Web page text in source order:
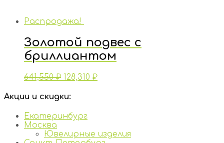
Распродажа!
Золотой подвес с
бриллиантом
641,550₽ 128,310 ₽
Акции и скидки:
Екатеринбург
Москва
Ювелирные изделия